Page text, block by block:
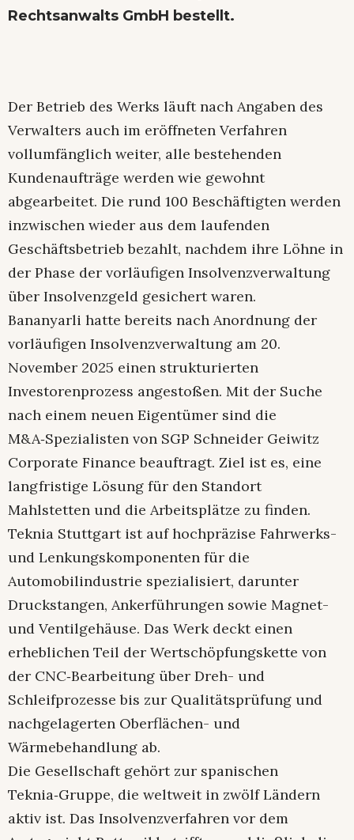
Rechtsanwalts GmbH bestellt.
Der Betrieb des Werks läuft nach Angaben des
Verwalters auch im eröffneten Verfahren
vollumfänglich weiter, alle bestehenden
Kundenaufträge werden wie gewohnt
abgearbeitet. Die rund 100 Beschäftigten werden
inzwischen wieder aus dem laufenden
Geschäftsbetrieb bezahlt, nachdem ihre Löhne in
der Phase der vorläufigen Insolvenzverwaltung
über Insolvenzgeld gesichert waren.
Bananyarli hatte bereits nach Anordnung der
vorläufigen Insolvenzverwaltung am 20.
November 2025 einen strukturierten
Investorenprozess angestoßen. Mit der Suche
nach einem neuen Eigentümer sind die
M&A‑Spezialisten von SGP Schneider Geiwitz
Corporate Finance beauftragt. Ziel ist es, eine
langfristige Lösung für den Standort
Mahlstetten und die Arbeitsplätze zu finden.
Teknia Stuttgart ist auf hochpräzise Fahrwerks-
und Lenkungskomponenten für die
Automobilindustrie spezialisiert, darunter
Druckstangen, Ankerführungen sowie Magnet-
und Ventilgehäuse. Das Werk deckt einen
erheblichen Teil der Wertschöpfungskette von
der CNC‑Bearbeitung über Dreh- und
Schleifprozesse bis zur Qualitätsprüfung und
nachgelagerten Oberflächen- und
Wärmebehandlung ab.
Die Gesellschaft gehört zur spanischen
Teknia‑Gruppe, die weltweit in zwölf Ländern
aktiv ist. Das Insolvenzverfahren vor dem